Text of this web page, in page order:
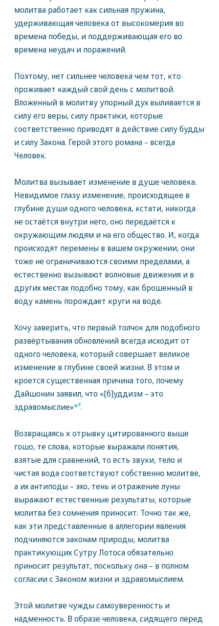
молитва работает как сильная пружина,
удерживающая человека от высокомерия во
времена победы, и поддерживающая его во
времена неудач и поражений.
Поэтому, нет сильнее человека чем тот, кто
проживает каждый свой день с молитвой.
Вложенный в молитву упорный дух выливается в
силу его веры, силу практики, которые
соответственно приводят в действие силу будды
и силу Закона. Герой этого романа – всегда
Человек.
Молитва вызывает изменение в душе человека.
Невидимое глазу изменение, происходящее в
глубине души одного человека, кстати, никогда
не остаётся внутри него, оно передаётся к
окружающим людям и на его общество. И, когда
происходят перемены в вашем окружении, они
тоже не ограничиваются своими пределами, а
естественно вызывают волновые движения и в
других местах подобно тому, как брошенный в
воду камень порождает круги на воде.
Хочу заверить, что первый толчок для подобного
развёртывания обновлений всегда исходит от
одного человека, который совершает великое
изменение в глубине своей жизни. В этом и
кроется существенная причина того, почему
Дайшонин заявил, что «[б]уддизм – это
здравомыслие»*4.
Возвращаясь к отрывку цитированного выше
гошо, те слова, которые выражали понятия,
взятые для сравнений, то есть звуки, тело и
чистая вода соответствуют собственно молитве,
а их антиподы – эхо, тень и отражение луны
выражают естественные результаты, которые
молитва без сомнения приносит. Точно так же,
как эти представленные в аллегории явления
подчиняются законам природы, молитва
практикующих Сутру Лотоса обязательно
приносит результат, поскольку она – в полном
согласии с Законом жизни и здравомыслием.
Этой молитве чужды самоуверенность и
надменность. В образе человека, сидящего перед